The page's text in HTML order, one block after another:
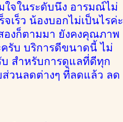
ใจในระดับนึง อารมณ์ไม่
เร็ว น้องบอกไม่เป็นไรค่ะ
องก็ตามมา ยังคงคุณภาพ
รับ บริการดีขนาดนี้ ไม่
สำหรับการดูแลที่ดีทุก
วนลดต่างๆ ที่ลดแล้ว ลด